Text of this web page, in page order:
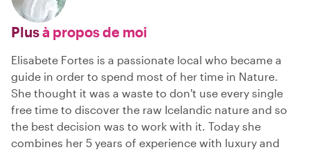
Plusà propos de moi
Elisabete Fortes is a passionate local who became a
guide in order to spend most of her time in Nature.
She thought it was a waste to don't use every single
free time to discover the raw Icelandic nature and so
the best decision was to work with it. Today she
combines her 5 years of experience with luxury and